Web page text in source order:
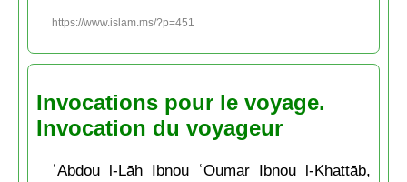
https://www.islam.ms/?p=451
Invocations pour le voyage.
Invocation du voyageur
ʿAbdou l-Lāh Ibnou ʿOumar Ibnou l-Khaṭṭāb,